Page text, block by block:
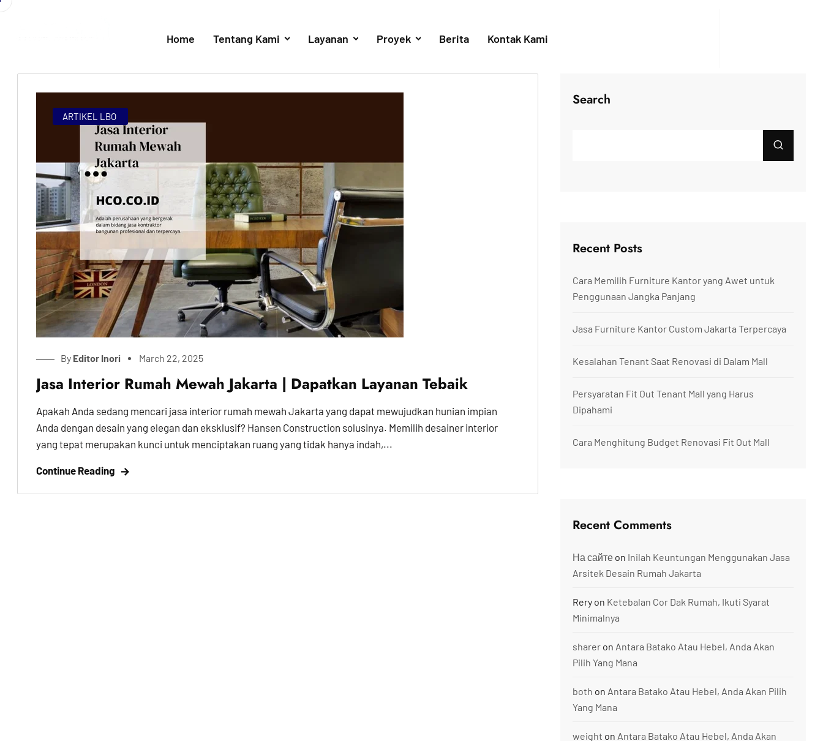
Home Tentang Kami Layanan Proyek Berita Kontak Kami
ARTIKEL LBO
By Editor Inori March 22, 2025
Jasa Interior Rumah Mewah Jakarta | Dapatkan Layanan Tebaik
Apakah Anda sedang mencari jasa interior rumah mewah Jakarta yang dapat mewujudkan hunian impian
Anda dengan desain yang elegan dan eksklusif? Hansen Construction solusinya. Memilih desainer interior
yang tepat merupakan kunci untuk menciptakan ruang yang tidak hanya indah,...
Continue Reading
Search
Recent Posts
Cara Memilih Furniture Kantor yang Awet untuk
Penggunaan Jangka Panjang
Jasa Furniture Kantor Custom Jakarta Terpercaya
Kesalahan Tenant Saat Renovasi di Dalam Mall
Persyaratan Fit Out Tenant Mall yang Harus
Dipahami
Cara Menghitung Budget Renovasi Fit Out Mall
Recent Comments
На сайтеon Inilah Keuntungan Menggunakan Jasa
Arsitek Desain Rumah Jakarta
Reryon Ketebalan Cor Dak Rumah, Ikuti Syarat
Minimalnya
shareron Antara Batako Atau Hebel, Anda Akan
Pilih Yang Mana
both on Antara Batako Atau Hebel, Anda Akan Pilih
Yang Mana
weight on Antara Batako Atau Hebel, Anda Akan